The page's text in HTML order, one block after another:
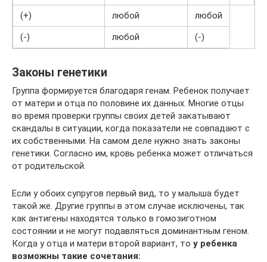
(+) любой
любой
(-)
любой (-)
Законы генетики
Группа формируется благодаря генам. Ребенок получает
от матери и отца по половине их данных. Многие отцы
во время проверки группы своих детей закатывают
скандалы в ситуации, когда показатели не совпадают с
их собственными. На самом деле нужно знать законы
генетики. Согласно им, кровь ребенка может отличаться
от родительской.
Если у обоих супругов первый вид, то у малыша будет
такой же. Другие группы в этом случае исключены, так
как антигены находятся только в гомозиготном
состоянии и не могут подавляться доминантным геном.
Когда у отца и матери второй вариант, то у ребенка
возможны такие сочетания: